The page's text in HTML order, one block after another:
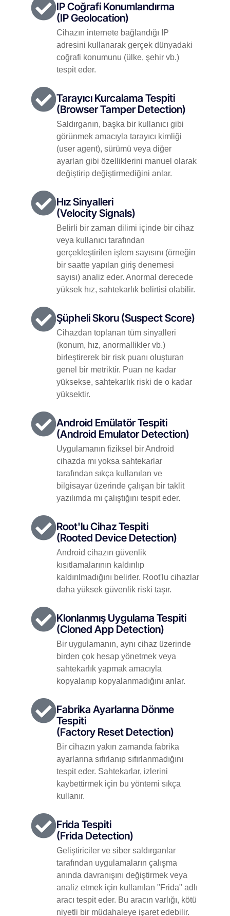
IP Coğrafi Konumlandırma
(IP Geolocation)
Cihazın internete bağlandığı IP
adresini kullanarak gerçek dünyadaki
coğrafi konumunu (ülke, şehir vb.)
tespit eder.
Tarayıcı Kurcalama Tespiti
(Browser Tamper Detection)
Saldırganın, başka bir kullanıcı gibi
görünmek amacıyla tarayıcı kimliği
(user agent), sürümü veya diğer
ayarları gibi özelliklerini manuel olarak
değiştirip değiştirmediğini anlar.
Hız Sinyalleri
(Velocity Signals)
Belirli bir zaman dilimi içinde bir cihaz
veya kullanıcı tarafından
gerçekleştirilen işlem sayısını (örneğin
bir saatte yapılan giriş denemesi
sayısı) analiz eder. Anormal derecede
yüksek hız, sahtekarlık belirtisi olabilir.
Şüpheli Skoru (Suspect Score)
Cihazdan toplanan tüm sinyalleri
(konum, hız, anormallikler vb.)
birleştirerek bir risk puanı oluşturan
genel bir metriktir. Puan ne kadar
yüksekse, sahtekarlık riski de o kadar
yüksektir.
Android Emülatör Tespiti
(Android Emulator Detection)
Uygulamanın fiziksel bir Android
cihazda mı yoksa sahtekarlar
tarafından sıkça kullanılan ve
bilgisayar üzerinde çalışan bir taklit
yazılımda mı çalıştığını tespit eder.
Root'lu Cihaz Tespiti
(Rooted Device Detection)
Android cihazın güvenlik
kısıtlamalarının kaldırılıp
kaldırılmadığını belirler. Root'lu cihazlar
daha yüksek güvenlik riski taşır.
Klonlanmış Uygulama Tespiti
(Cloned App Detection)
Bir uygulamanın, aynı cihaz üzerinde
birden çok hesap yönetmek veya
sahtekarlık yapmak amacıyla
kopyalanıp kopyalanmadığını anlar.
Fabrika Ayarlarına Dönme
Tespiti
(Factory Reset Detection)
Bir cihazın yakın zamanda fabrika
ayarlarına sıfırlanıp sıfırlanmadığını
tespit eder. Sahtekarlar, izlerini
kaybettirmek için bu yöntemi sıkça
kullanır.
Frida Tespiti
(Frida Detection)
Geliştiriciler ve siber saldırganlar
tarafından uygulamaların çalışma
anında davranışını değiştirmek veya
analiz etmek için kullanılan "Frida" adlı
aracı tespit eder. Bu aracın varlığı, kötü
niyetli bir müdahaleye işaret edebilir.